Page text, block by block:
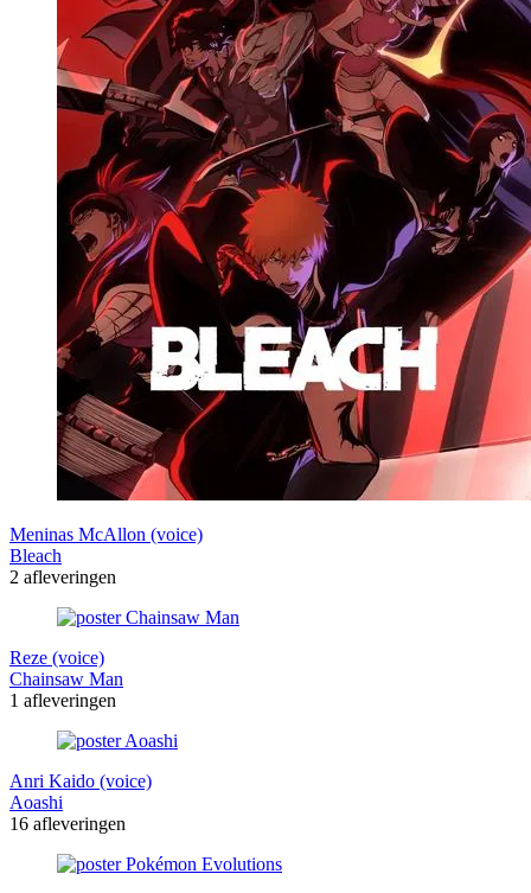
Meninas McAllon (voice)
Bleach
2 afleveringen
Reze (voice)
Chainsaw Man
1 afleveringen
Anri Kaido (voice)
Aoashi
16 afleveringen